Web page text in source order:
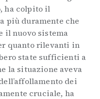
ha colpito il
più duramente che
il nuovo sistema
quanto rilevanti in
state sufficienti a
la situazione aveva
dei
cruciale, ha